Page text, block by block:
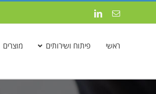
כתובתLinkedIn
ראשי פיתוח ושירותים מוצרים